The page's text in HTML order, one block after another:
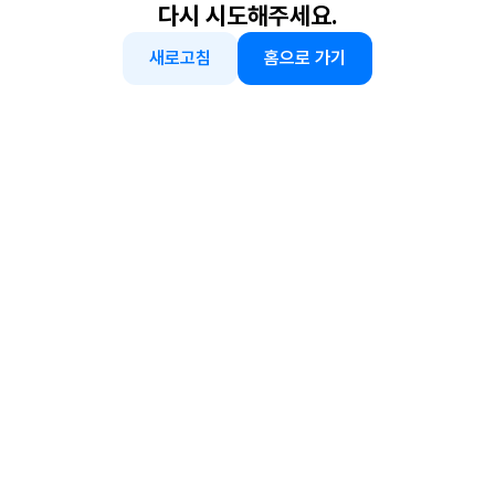
다시 시도해주세요.
새로고침 홈으로 가기